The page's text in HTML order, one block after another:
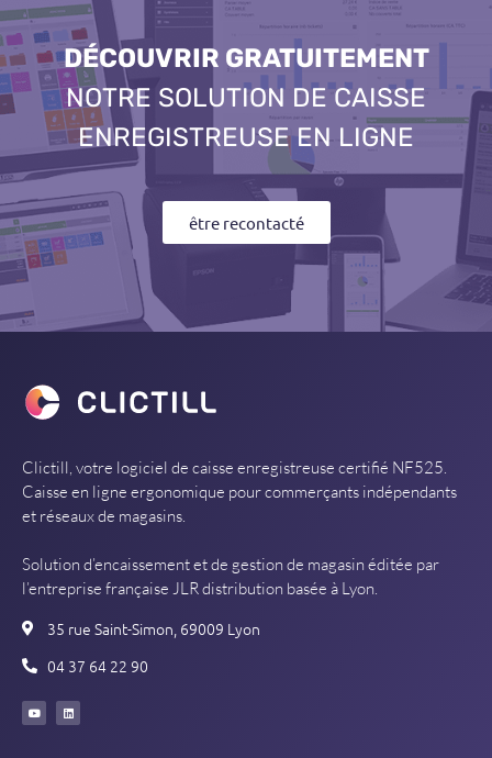
DÉCOUVRIR GRATUITEMENT
NOTRE SOLUTION DE CAISSE
ENREGISTREUSE EN LIGNE
être recontacté
Clictill, votre logiciel de caisse enregistreuse certifié NF525.
Caisse en ligne ergonomique pour commerçants indépendants
et réseaux de magasins.
Solution d’encaissement et de gestion de magasin éditée par
l’entreprise française JLR distribution basée à Lyon.
35 rue Saint-Simon, 69009 Lyon
04 37 64 22 90